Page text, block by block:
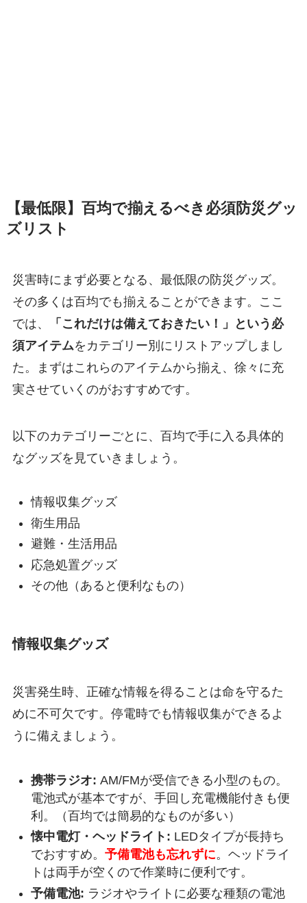
【最低限】百均で揃えるべき必須防災グッ
ズリスト
災害時にまず必要となる、最低限の防災グッズ。
その多くは百均でも揃えることができます。ここ
では、
「これだけは備えておきたい！」という必
須アイテムをカテゴリー別にリストアップしまし
た。まずはこれらのアイテムから揃え、徐々に充
実させていくのがおすすめです。
以下のカテゴリーごとに、百均で手に入る具体的
なグッズを見ていきましょう。
情報収集グッズ
衛生用品
避難・生活用品
応急処置グッズ
その他（あると便利なもの）
情報収集グッズ
災害発生時、正確な情報を得ることは命を守るた
めに不可欠です。停電時でも情報収集ができるよ
うに備えましょう。
携帯ラジオ: AM/FMが受信できる小型のもの。
電池式が基本ですが、手回し充電機能付きも便
利。（百均では簡易的なものが多い）
懐中電灯・ヘッドライト: LEDタイプが長持ち
でおすすめ。 予備電池も忘れずに。ヘッドライ
トは両手が空くので作業時に便利です。
予備電池: ラジオやライトに必要な種類の電池